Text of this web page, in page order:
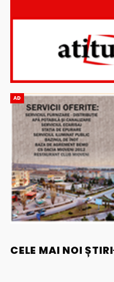
AD
CELE MAI NOI ȘTIRI